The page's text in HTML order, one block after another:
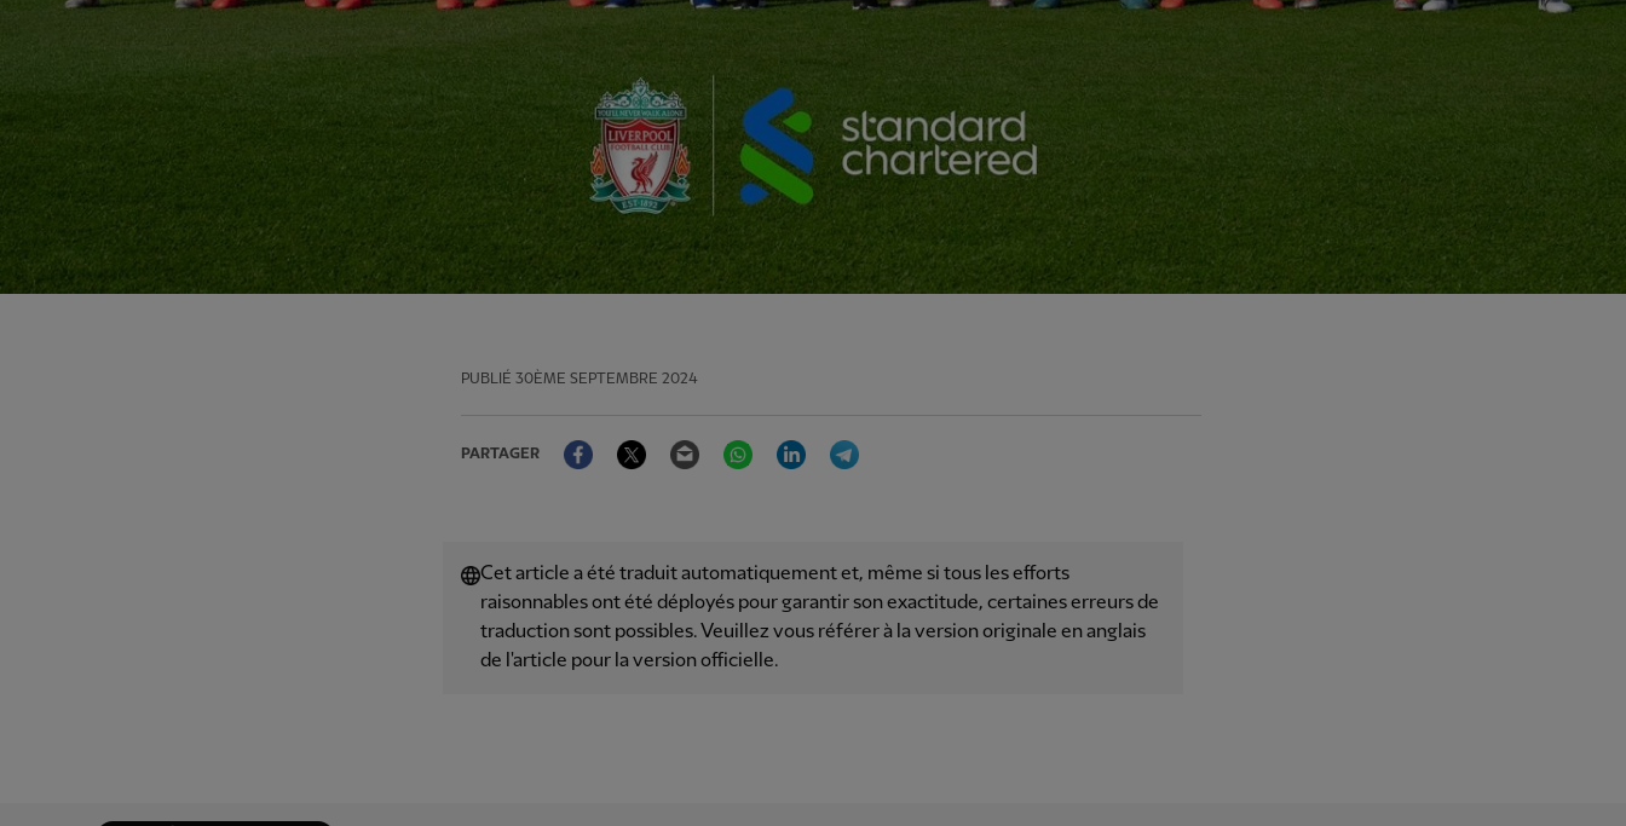
PUBLIÉ 30ÈME SEPTEMBRE 2024
PARTAGER
FacebookTwitter Email WhatsAppLinkedIn
Cet article a été traduit automatiquement et, même si tous les efforts
raisonnables ont été déployés pour garantir son exactitude, certaines erreurs de
traduction sont possibles. Veuillez vous référer à la version originale en anglais
de l'article pour la version officielle.